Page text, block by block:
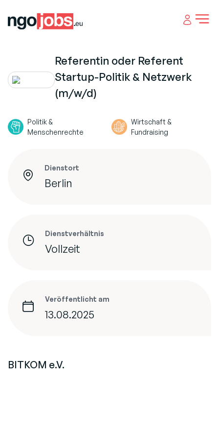
Open
Referentin oder Referent
Startup-Politik & Netzwerk
(m/w/d)
Politik &
Menschenrechte
Wirtschaft &
Fundraising
Dienstort
Berlin
Dienstverhältnis
Vollzeit
Veröffentlicht am
13.08.2025
BITKOM e.V.